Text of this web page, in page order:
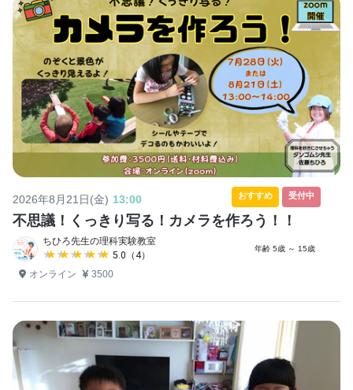
2026年8月21日(金) 13:00 おすすめ 受付中
不思議！くっきり写る！カメラを作ろう！！
ちひろ先生の理科実験教室
★★★★★
★★★★★ 5.0（4） 年齢 5歳 ～ 15歳
オンライン 3500